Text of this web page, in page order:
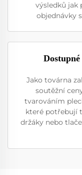
výsledků jak
objednávky
Jako továrna
soutěžní
tvarováním
které potřebují
držáky nebo